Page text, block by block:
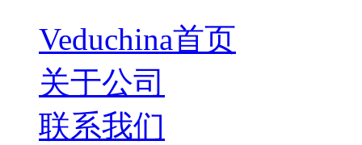
Veduchina首页
关于公司
联系我们